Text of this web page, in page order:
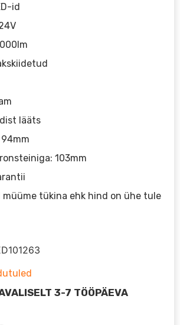
id
lääts
94mm
103mm
müüme tükina ehk hind on ühe tule
3-7 TÖÖPÄEVA